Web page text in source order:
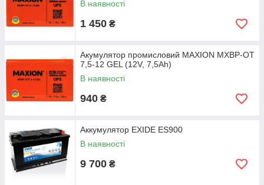
В наявності
1 450 ₴
Акумулятор промисловий MAXION MXBP-OT
7,5-12 GEL (12V, 7,5Аh)
В наявності
940 ₴
Аккумулятор EXIDE ES900
В наявності
9 700 ₴